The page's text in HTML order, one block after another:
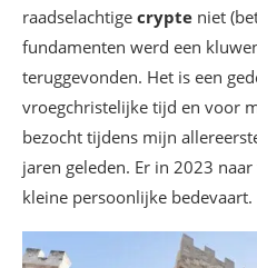
raadselachtige crypte niet
fundamenten werd een
teruggevonden. Het is een
vroegchristelijke tijd en voor
bezocht tijdens mijn
jaren geleden. Er in 2023
kleine persoonlijke bedevaart.